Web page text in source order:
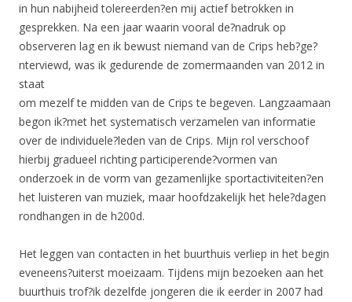
in hun nabijheid tolereerden?en mij actief betrokken in
gesprekken. Na een jaar waarin vooral de?nadruk op
observeren lag en ik bewust niemand van de Crips heb?ge?
nterviewd, was ik gedurende de zomermaanden van 2012 in
staat
om mezelf te midden van de Crips te begeven. Langzaamaan
begon ik?met het systematisch verzamelen van informatie
over de individuele?leden van de Crips. Mijn rol verschoof
hierbij gradueel richting participerende?vormen van
onderzoek in de vorm van gezamenlijke sportactiviteiten?en
het luisteren van muziek, maar hoofdzakelijk het hele?dagen
rondhangen in de h200d.
Het leggen van contacten in het buurthuis verliep in het begin
eveneens?uiterst moeizaam. Tijdens mijn bezoeken aan het
buurthuis trof?ik dezelfde jongeren die ik eerder in 2007 had